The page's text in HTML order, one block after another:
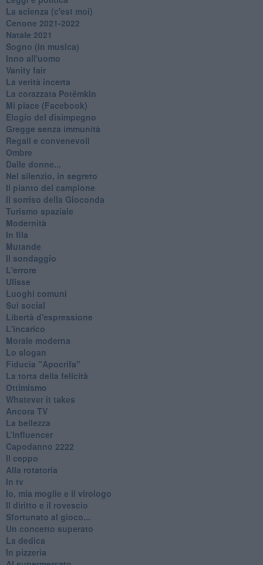
La scienza (c'est moi)
Cenone 2021-2022
Natale 2021
Sogno (in musica)
Inno all'uomo
Vanity fair
La verità incerta
La corazzata Potëmkin
Mi piace (Facebook)
Elogio del disimpegno
Gregge senza immunità
Regali e convenevoli
Ombre
Dalle donne...
Nel silenzio, in segreto
Il pianto del campione
Il sorriso della Gioconda
Turismo spaziale
Modernità
In fila
Mutande
Il sondaggio
L'errore
Ulisse
Luoghi comuni
Sui social
Libertà d'espressione
L'incarico
Morale moderna
Lo slogan
Fiducia "Apocrifa"
La torta della felicità
Ottimismo
Whatever it takes
Ancora TV
La bellezza
L’Influencer
​Capodanno 2222
Il ceppo
Alla rotatoria
In tv
Io, mia moglie e il virologo
Il diritto e il rovescio
Sfortunato al gioco...
Un concetto superato
La dedica
In pizzeria